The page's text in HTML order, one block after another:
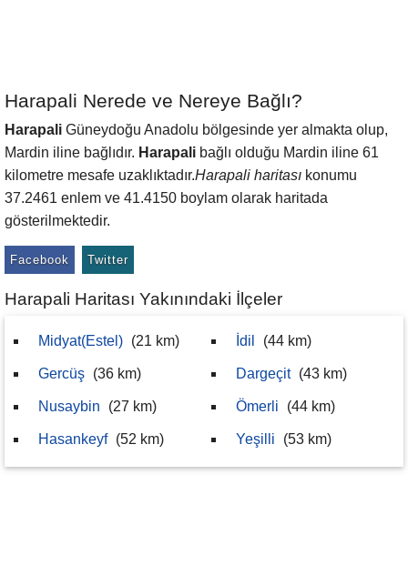
Harapali Nerede ve Nereye Bağlı?
Harapali Güneydoğu Anadolu bölgesinde yer almakta olup,
Mardin iline bağlıdır. Harapali bağlı olduğu Mardin iline 61
kilometre mesafe uzaklıktadır.Harapali haritası konumu
37.2461 enlem ve 41.4150 boylam olarak haritada
gösterilmektedir.
Facebook Twitter
Harapali Haritası Yakınındaki İlçeler
Midyat(Estel) (21 km)
Gercüş (36 km)
Nusaybin (27 km)
Hasankeyf (52 km)
İdil (44 km)
Dargeçit (43 km)
Ömerli (44 km)
Yeşilli (53 km)